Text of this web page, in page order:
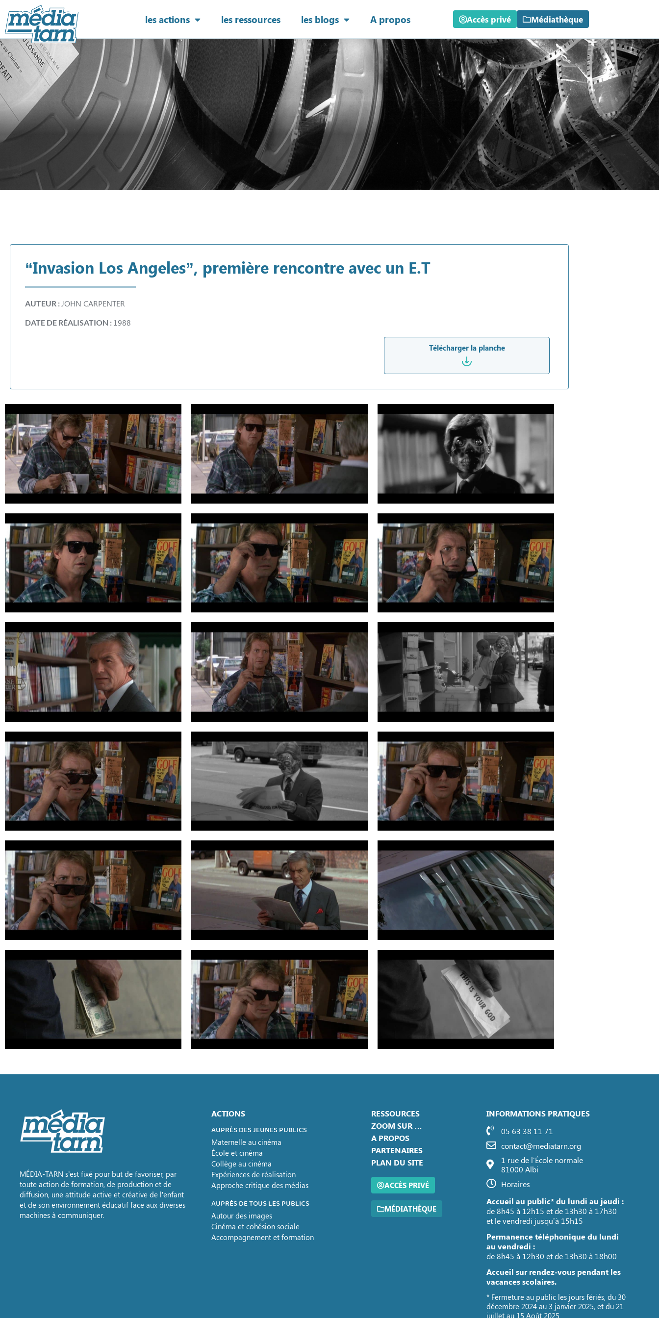
les actions les ressources les blogs A propos Accès privé Médiathèque
“Invasion Los Angeles”, première rencontre avec un E.T
AUTEUR : JOHN CARPENTER
DATE DE RÉALISATION : 1988
Télécharger la planche
MÉDIA-TARN s’est fixé pour but de favoriser, par
toute action de formation, de production et de
diffusion, une attitude active et créative de l’enfant
et de son environnement éducatif face aux diverses
machines à communiquer.
ACTIONS
AUPRÈS DES JEUNES PUBLICS
Maternelle au cinéma
École et cinéma
Collège au cinéma
Expériences de réalisation
Approche critique des médias
AUPRÈS DE TOUS LES PUBLICS
Autour des images
Cinéma et cohésion sociale
Accompagnement et formation
RESSOURCES
ZOOM SUR …
A PROPOS
PARTENAIRES
PLAN DU SITE
ACCÈS PRIVÉ
MÉDIATHÈQUE
INFORMATIONS PRATIQUES
05 63 38 11 71
contact@mediatarn.org
1 rue de l'École normale
81000 Albi
Horaires
Accueil au public* du lundi au jeudi :
de 8h45 à 12h15 et de 13h30 à 17h30
et le vendredi jusqu’à 15h15
Permanence téléphonique du lundi
au vendredi :
de 8h45 à 12h30 et de 13h30 à 18h00
Accueil sur rendez-vous pendant les
vacances scolaires.
* Fermeture au public les jours fériés, du 30
décembre 2024 au 3 janvier 2025, et du 21
juillet au 15 Août 2025